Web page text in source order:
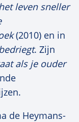
leven sneller
(2010) en in
. Zijn
als je ouder
de Heymans-